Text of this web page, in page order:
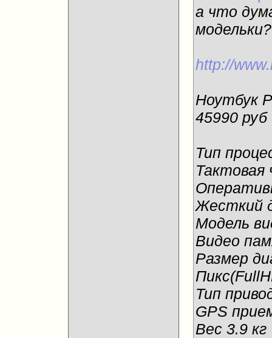
а что
http://
Ноутбук
45990 руб
Тип
Тактовая
Жесткий
Модель
Видео
Размер
Тип
GPS
Вес 3.9 кг